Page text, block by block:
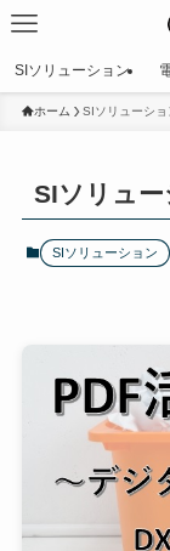
SIソリューション
ホーム SIソリューショ
SIソリュー
SIソリューション